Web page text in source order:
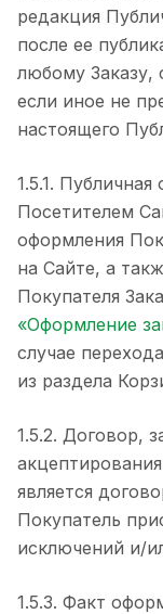
редакция
после ее
любому Заказу,
если иное не
настоящего
1.5.1.
Посетителем
оформления
на Сайте, а
Покупателя
«Оформление
случае
из раздела
1.5.2. Договор,
является
Покупатель
исключений и/
1.5.3. Факт